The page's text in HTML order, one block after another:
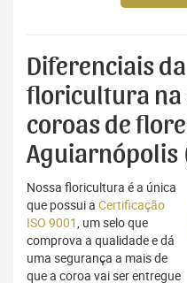
Diferenciais
floricultura na
coroas de
Aguiarnópolis
Nossa floricultura é a única
que possui a Certificação
ISO 9001, um selo que
comprova a qualidade e dá
uma segurança a mais de
que a coroa vai ser entregue